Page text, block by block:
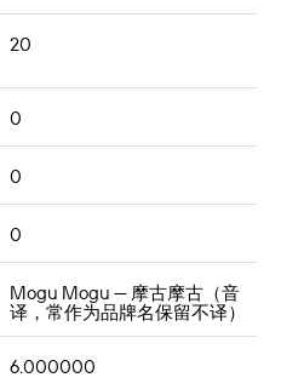
20
0
0
0
Mogu Mogu — 摩古摩古（音
译，常作为品牌名保留不译）
6.000000